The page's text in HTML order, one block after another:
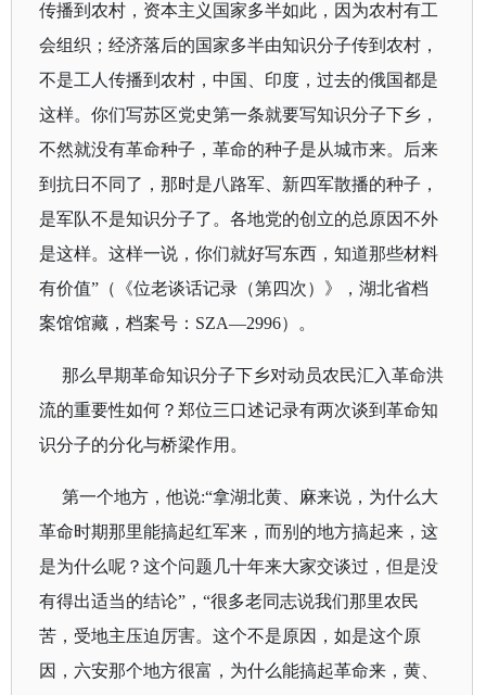
传播到农村，资本主义国家多半如此，因为农村有工
会组织；经济落后的国家多半由知识分子传到农村，
不是工人传播到农村，中国、印度，过去的俄国都是
这样。你们写苏区党史第一条就要写知识分子下乡，
不然就没有革命种子，革命的种子是从城市来。后来
到抗日不同了，那时是八路军、新四军散播的种子，
是军队不是知识分子了。各地党的创立的总原因不外
是这样。这样一说，你们就好写东西，知道那些材料
有价值”（《位老谈话记录（第四次）》，湖北省档
案馆馆藏，档案号： SZA—2996）。
那么早期革命知识分子下乡对动员农民汇入革命洪
流的重要性如何？郑位三口述记录有两次谈到革命知
识分子的分化与桥梁作用。
第一个地方，他说:“拿湖北黄、麻来说，为什么大
革命时期那里能搞起红军来，而别的地方搞起来，这
是为什么呢？这个问题几十年来大家交谈过，但是没
有得出适当的结论”，“很多老同志说我们那里农民
苦，受地主压迫厉害。这个不是原因，如是这个原
因，六安那个地方很富，为什么能搞起革命来，黄、